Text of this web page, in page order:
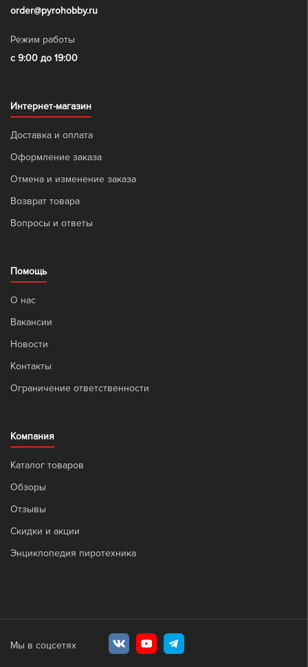
order@pyrohobby.ru
Режим работы
с 9:00 до 19:00
Интернет-магазин
Доставка и оплата
Оформление заказа
Отмена и изменение заказа
Возврат товара
Вопросы и ответы
Помощь
О нас
Вакансии
Новости
Контакты
Ограничение ответственности
Компания
Каталог товаров
Обзоры
Отзывы
Скидки и акции
Энциклопедия пиротехника
Мы в соцсетях